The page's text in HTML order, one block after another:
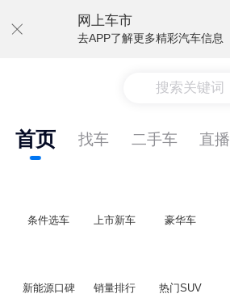
网上车市
去APP了解更多精彩汽车信息
搜索关键词
首页 找车 二手车 直播
条件选车 上市新车 豪华车
新能源口碑 销量排行 热门SUV